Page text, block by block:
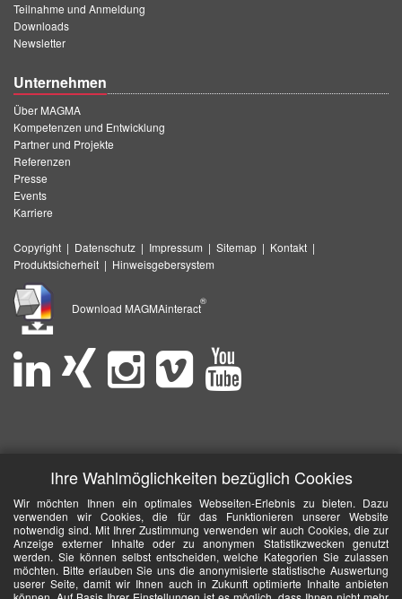
Teilnahme und Anmeldung
Downloads
Newsletter
Unternehmen
Über MAGMA
Kompetenzen und Entwicklung
Partner und Projekte
Referenzen
Presse
Events
Karriere
Copyright | Datenschutz | Impressum | Sitemap | Kontakt |
Produktsicherheit | Hinweisgebersystem
Download MAGMAinteract
®
Ihre Wahlmöglichkeiten bezüglich Cookies
Wir möchten Ihnen ein optimales Webseiten-Erlebnis zu bieten. Dazu
verwenden wir Cookies, die für das Funktionieren unserer Website
notwendig sind. Mit Ihrer Zustimmung verwenden wir auch Cookies, die zur
Anzeige externer Inhalte oder zu anonymen Statistikzwecken genutzt
werden. Sie können selbst entscheiden, welche Kategorien Sie zulassen
möchten. Bitte erlauben Sie uns die anonymisierte statistische Auswertung
userer Seite, damit wir Ihnen auch in Zukunft optimierte Inhalte anbieten